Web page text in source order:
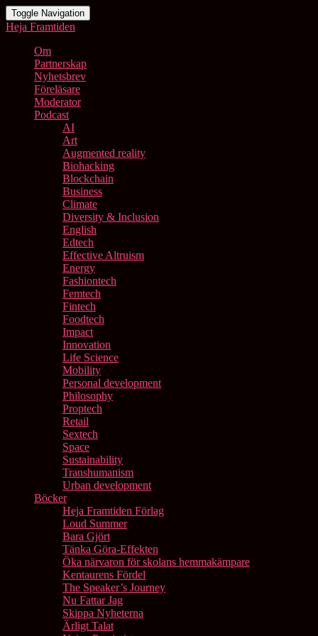
Toggle Navigation
Heja Framtiden
Om
Partnerskap
Nyhetsbrev
Föreläsare
Moderator
Podcast
AI
Art
Augmented reality
Biohacking
Blockchain
Business
Climate
Diversity & Inclusion
English
Edtech
Effective Altruism
Energy
Fashiontech
Femtech
Fintech
Foodtech
Impact
Innovation
Life Science
Mobility
Personal development
Philosophy
Proptech
Retail
Sextech
Space
Sustainability
Transhumanism
Urban development
Böcker
Heja Framtiden Förlag
Loud Summer
Bara Gjört
Tänka Göra-Effekten
Öka närvaron för skolans hemmakämpare
Kentaurens Fördel
The Speaker’s Journey
Nu Fattar Jag
Skippa Nyheterna
Ärligt Talat